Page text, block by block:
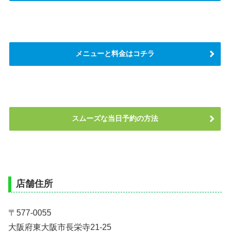
メニューと料金はコチラ
スムーズな当日予約の方法
店舗住所
〒577-0055
大阪府東大阪市長栄寺21-25